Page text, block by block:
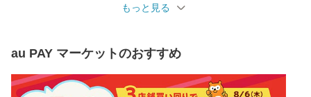
もっと見る
au PAY マーケットのおすすめ